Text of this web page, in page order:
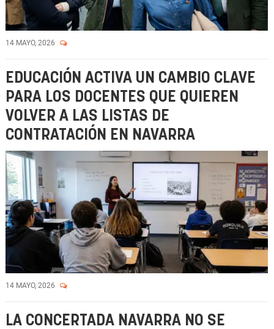
14 MAYO, 2026
EDUCACIÓN ACTIVA UN CAMBIO CLAVE
PARA LOS DOCENTES QUE QUIEREN
VOLVER A LAS LISTAS DE
CONTRATACIÓN EN NAVARRA
14 MAYO, 2026
LA CONCERTADA NAVARRA NO SE